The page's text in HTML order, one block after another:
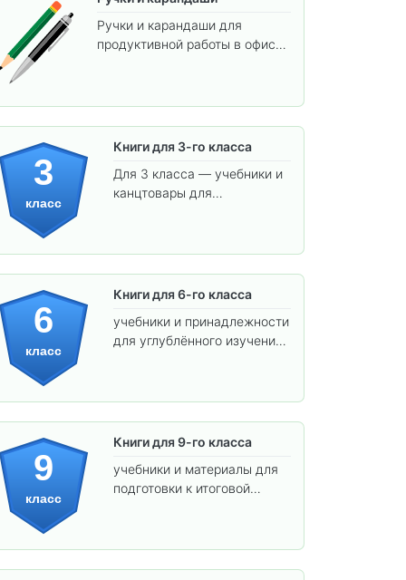
Ручки и карандаши для
продуктивной работы в офисе
3
класс
Книги для 3-го класса
Для 3 класса — учебники и
канцтовары для
6
класс
Книги для 6-го класса
учебники и принадлежности
для углублённого изучения
9
класс
Книги для 9-го класса
учебники и материалы для
подготовки к итоговой